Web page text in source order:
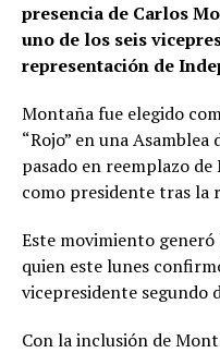
presencia de Carlos
uno de los seis
representación de
Montaña fue elegido
“Rojo” en una
pasado en reemplazo
como presidente tras la
Este movimiento generó
quien este lunes
vicepresidente segundo
Con la inclusión de